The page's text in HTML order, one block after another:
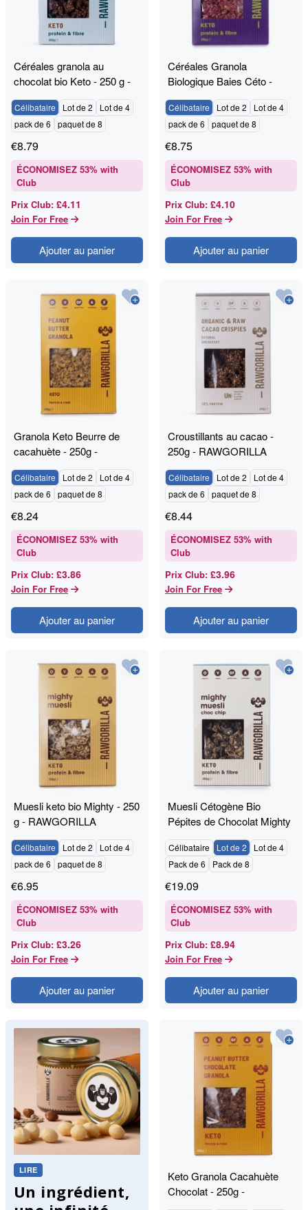
Céréales granola au
chocolat bio Keto - 250 g -
RAWGORILLA
Célibataire Lot de 2
Lot de 4
pack de 6
paquet de 8
€8.79
ÉCONOMISEZ 53% with
Club
Prix Club: £4.11
Join For Free
Ajouter au panier
Céréales Granola
Biologique Baies Céto -
250g - RAWGORILLA
Célibataire Lot de 2
Lot de 4
pack de 6
paquet de 8
€8.75
ÉCONOMISEZ 53% with
Club
Prix Club: £4.10
Join For Free
Ajouter au panier
Granola Keto Beurre de
cacahuète - 250g -
RAWGORILLA
Célibataire Lot de 2
Lot de 4
pack de 6
paquet de 8
€8.24
ÉCONOMISEZ 53% with
Club
Prix Club: £3.86
Join For Free
Ajouter au panier
Croustillants au cacao -
250g - RAWGORILLA
Célibataire Lot de 2
Lot de 4
pack de 6
paquet de 8
€8.44
ÉCONOMISEZ 53% with
Club
Prix Club: £3.96
Join For Free
Ajouter au panier
Muesli keto bio Mighty - 250
g - RAWGORILLA
Célibataire Lot de 2
Lot de 4
pack de 6
paquet de 8
€6.95
ÉCONOMISEZ 53% with
Club
Prix Club: £3.26
Join For Free
Ajouter au panier
Muesli Cétogène Bio
Pépites de Chocolat Mighty
- 250g - RAWGORILLA
Célibataire Lot de 2
Lot de 4
Pack de 6
Pack de 8
€19.09
ÉCONOMISEZ 53% with
Club
Prix Club: £8.94
Join For Free
Ajouter au panier
LIRE
Un ingrédient,
Keto Granola Cacahuète
Chocolat - 250g -
RAWGORILLA